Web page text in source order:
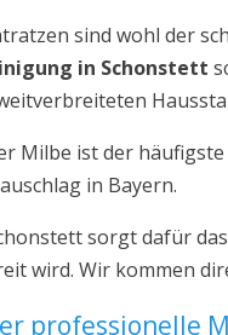
sind wohl der
in Schonstett
Milbe ist der
in Bayern.
sorgt dafür
wird. Wir kommen
professionelle